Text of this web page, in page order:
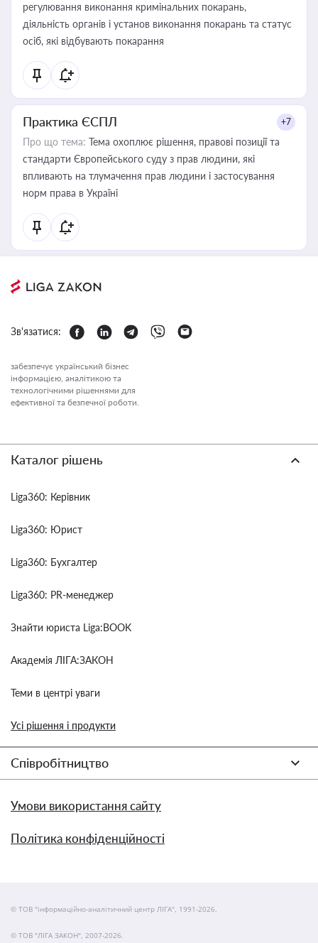
регулювання виконання кримінальних покарань,
діяльність органів і установ виконання покарань та статус
осіб, які відбувають покарання
Практика ЄСПЛ +7
Про що тема: Тема охоплює рішення, правові позиції та
стандарти Європейського суду з прав людини, які
впливають на тлумачення прав людини і застосування
норм права в Україні
Зв'язатися:
забезпечує український бізнес
інформацією, аналітикою та
технологічними рішеннями для
ефективної та безпечної роботи.
Каталог рішень
Liga360: Керівник
Liga360: Юрист
Liga360: Бухгалтер
Liga360: PR-менеджер
Знайти юриста Liga:BOOK
Академія ЛІГА:ЗАКОН
Теми в центрі уваги
Усі рішення і продукти
Співробітництво
Умови використання сайту
Політика конфіденційності
© ТОВ "інформаційно-аналітичний центр ЛІГА", 1991-2026.
© ТОВ "ЛІГА ЗАКОН", 2007-2026.